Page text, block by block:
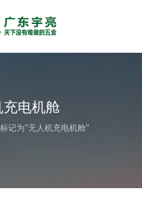
电机舱
记为“无人机充电机舱”